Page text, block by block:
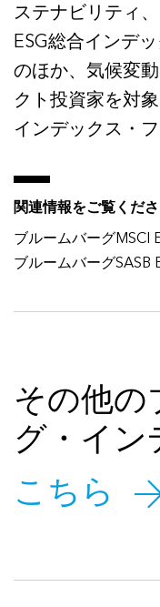
ステナビリティ
ESG総合インデ
のほか、気候変
クト投資家を対
インデックス・
関連情報をご覧くだ
ブルームバーグMSCI
ブルームバーグSASB
その他の
グ・イン
こちら